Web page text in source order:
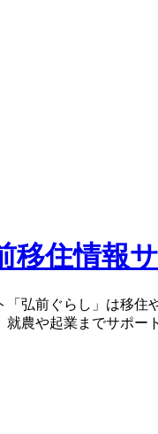
移住情報
弘前ぐらし」は移
農や起業までサポー